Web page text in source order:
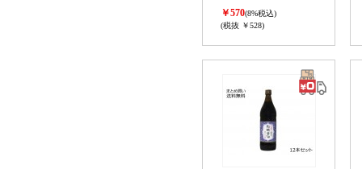
￥570(8%税込)
(税抜 ￥528)